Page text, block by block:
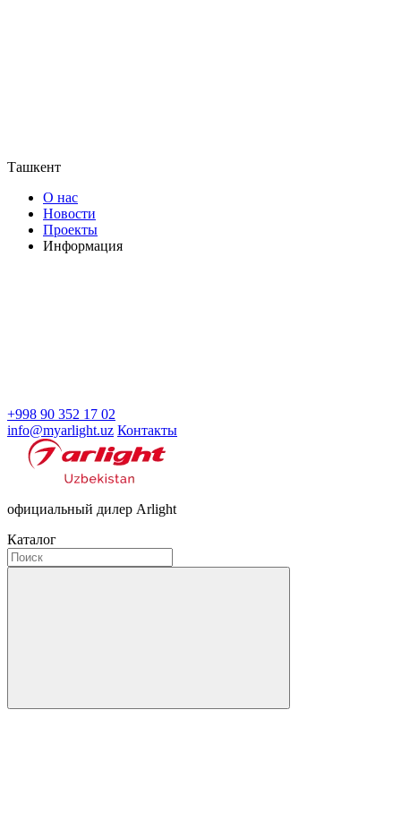
Ташкент
О нас
Новости
Проекты
Информация
+998 90 352 17 02
info@myarlight.uz Контакты
официальный дилер Arlight
Каталог